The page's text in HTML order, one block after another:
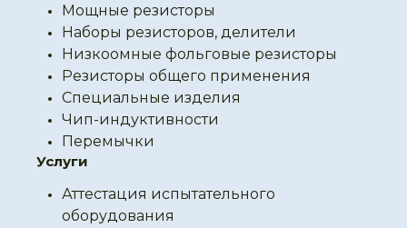
Мощные резисторы
Наборы резисторов, делители
Низкоомные фольговые резисторы
Резисторы общего применения
Специальные изделия
Чип-индуктивности
Перемычки
Услуги
Аттестация испытательного
оборудования